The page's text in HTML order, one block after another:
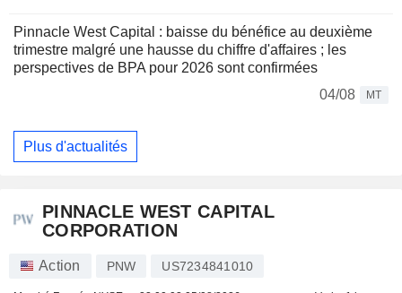
Pinnacle West Capital : baisse du bénéfice au deuxième
trimestre malgré une hausse du chiffre d'affaires ; les
perspectives de BPA pour 2026 sont confirmées
04/08
MT
Plus d'actualités
PINNACLE WEST CAPITAL
CORPORATION
Action PNW US7234841010